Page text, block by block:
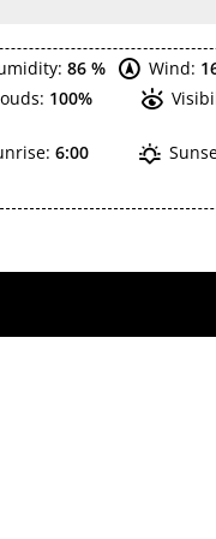
86 % Wind:
100%
6:00